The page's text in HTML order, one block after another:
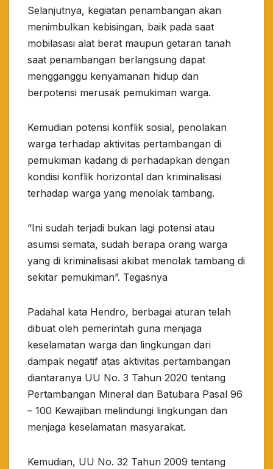
Selanjutnya, kegiatan penambangan akan
menimbulkan kebisingan, baik pada saat
mobilasasi alat berat maupun getaran tanah
saat penambangan berlangsung dapat
mengganggu kenyamanan hidup dan
berpotensi merusak pemukiman warga.
Kemudian potensi konflik sosial, penolakan
warga terhadap aktivitas pertambangan di
pemukiman kadang di perhadapkan dengan
kondisi konflik horizontal dan kriminalisasi
terhadap warga yang menolak tambang.
“Ini sudah terjadi bukan lagi potensi atau
asumsi semata, sudah berapa orang warga
yang di kriminalisasi akibat menolak tambang di
sekitar pemukiman”. Tegasnya
Padahal kata Hendro, berbagai aturan telah
dibuat oleh pemerintah guna menjaga
keselamatan warga dan lingkungan dari
dampak negatif atas aktivitas pertambangan
diantaranya UU No. 3 Tahun 2020 tentang
Pertambangan Mineral dan Batubara Pasal 96
– 100 Kewajiban melindungi lingkungan dan
menjaga keselamatan masyarakat.
Kemudian, UU No. 32 Tahun 2009 tentang